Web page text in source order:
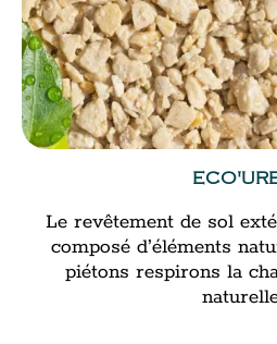
Le revêtement de sol
composé d’éléments
piétons respirons la